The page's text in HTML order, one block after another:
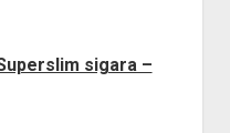
sigara –